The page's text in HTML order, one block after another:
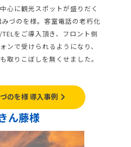
心に観光スポットが盛りだく
づのを様。客室電話の老朽化
をご導入頂き、フロント側
ンで受けられるようになり、
取りこぼしを無くせました。
のを様 導入事例
ん藤様